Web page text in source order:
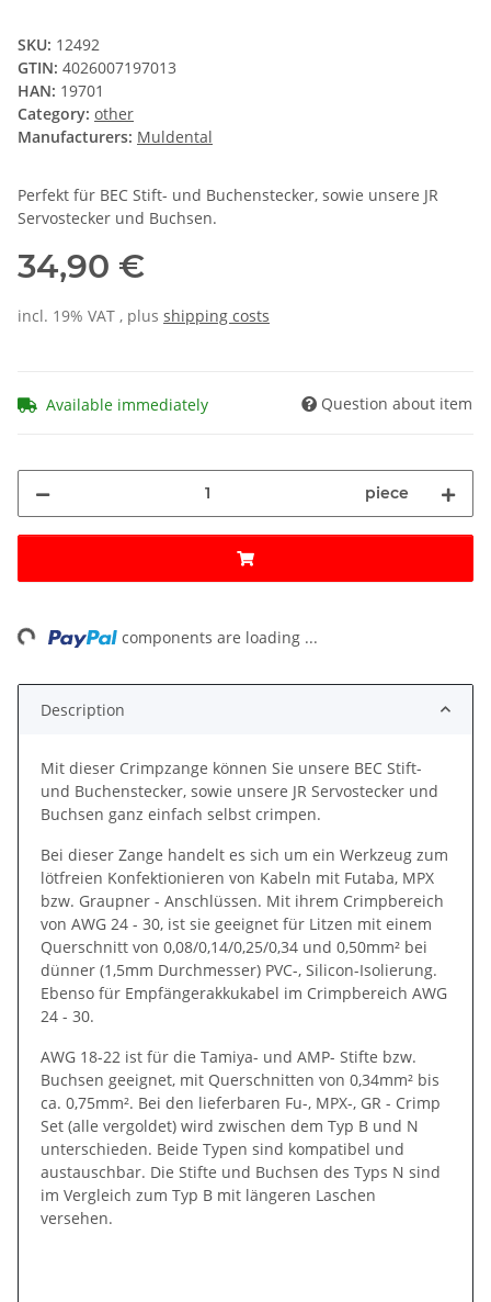
SKU: 12492
GTIN: 4026007197013
HAN: 19701
Category: other
Manufacturers: Muldental
Perfekt für BEC Stift- und Buchenstecker, sowie unsere JR
Servostecker und Buchsen.
34,90 €
incl. 19% VAT , plus shipping costs
Available immediately Question about item
piece
components are loading ...
Description
Mit dieser Crimpzange können Sie unsere BEC Stift-
und Buchenstecker, sowie unsere JR Servostecker und
Buchsen ganz einfach selbst crimpen.
Bei dieser Zange handelt es sich um ein Werkzeug zum
lötfreien Konfektionieren von Kabeln mit Futaba, MPX
bzw. Graupner - Anschlüssen. Mit ihrem Crimpbereich
von AWG 24 - 30, ist sie geeignet für Litzen mit einem
Querschnitt von 0,08/0,14/0,25/0,34 und 0,50mm² bei
dünner (1,5mm Durchmesser) PVC-, Silicon-Isolierung.
Ebenso für Empfängerakkukabel im Crimpbereich AWG
24 - 30.
AWG 18-22 ist für die Tamiya- und AMP- Stifte bzw.
Buchsen geeignet, mit Querschnitten von 0,34mm² bis
ca. 0,75mm². Bei den lieferbaren Fu-, MPX-, GR - Crimp
Set (alle vergoldet) wird zwischen dem Typ B und N
unterschieden. Beide Typen sind kompatibel und
austauschbar. Die Stifte und Buchsen des Typs N sind
im Vergleich zum Typ B mit längeren Laschen
versehen.